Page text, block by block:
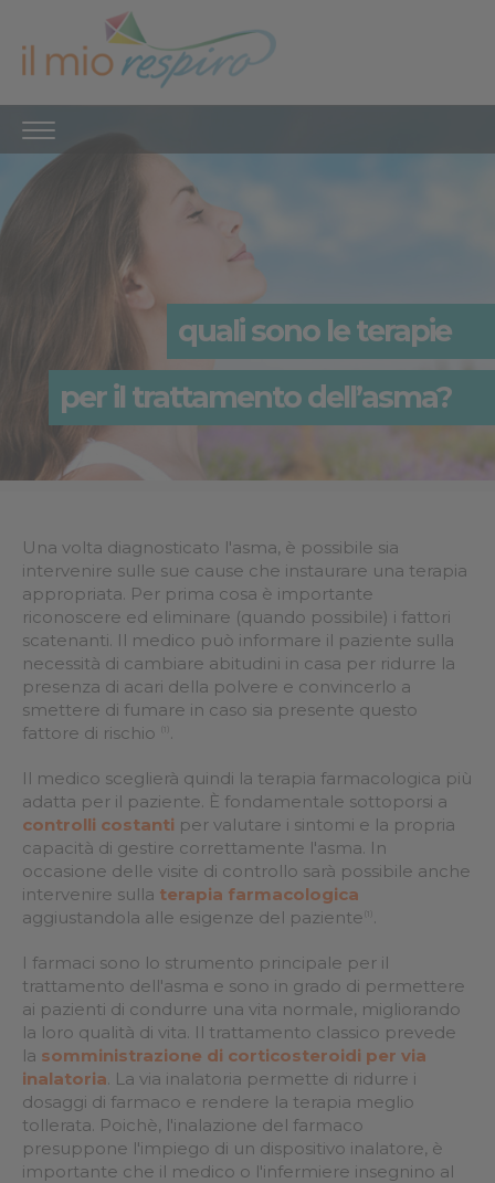
quali sono le terapie
per il trattamento dell’asma?
Una volta diagnosticato l'asma, è possibile sia
intervenire sulle sue cause che instaurare una terapia
appropriata. Per prima cosa è importante
riconoscere ed eliminare (quando possibile) i fattori
scatenanti. Il medico può informare il paziente sulla
necessità di cambiare abitudini in casa per ridurre la
presenza di acari della polvere e convincerlo a
smettere di fumare in caso sia presente questo
fattore di rischio
(1) .
Il medico sceglierà quindi la terapia farmacologica più
adatta per il paziente. È fondamentale sottoporsi a
controlli costanti per valutare i sintomi e la propria
capacità di gestire correttamente l'asma. In
occasione delle visite di controllo sarà possibile anche
intervenire sulla terapia farmacologica
aggiustandola alle esigenze del paziente (1) .
I farmaci sono lo strumento principale per il
trattamento dell'asma e sono in grado di permettere
ai pazienti di condurre una vita normale, migliorando
la loro qualità di vita. Il trattamento classico prevede
la somministrazione di corticosteroidi per via
inalatoria. La via inalatoria permette di ridurre i
dosaggi di farmaco e rendere la terapia meglio
tollerata. Poichè, l'inalazione del farmaco
presuppone l'impiego di un dispositivo inalatore, è
importante che il medico o l'infermiere insegnino al